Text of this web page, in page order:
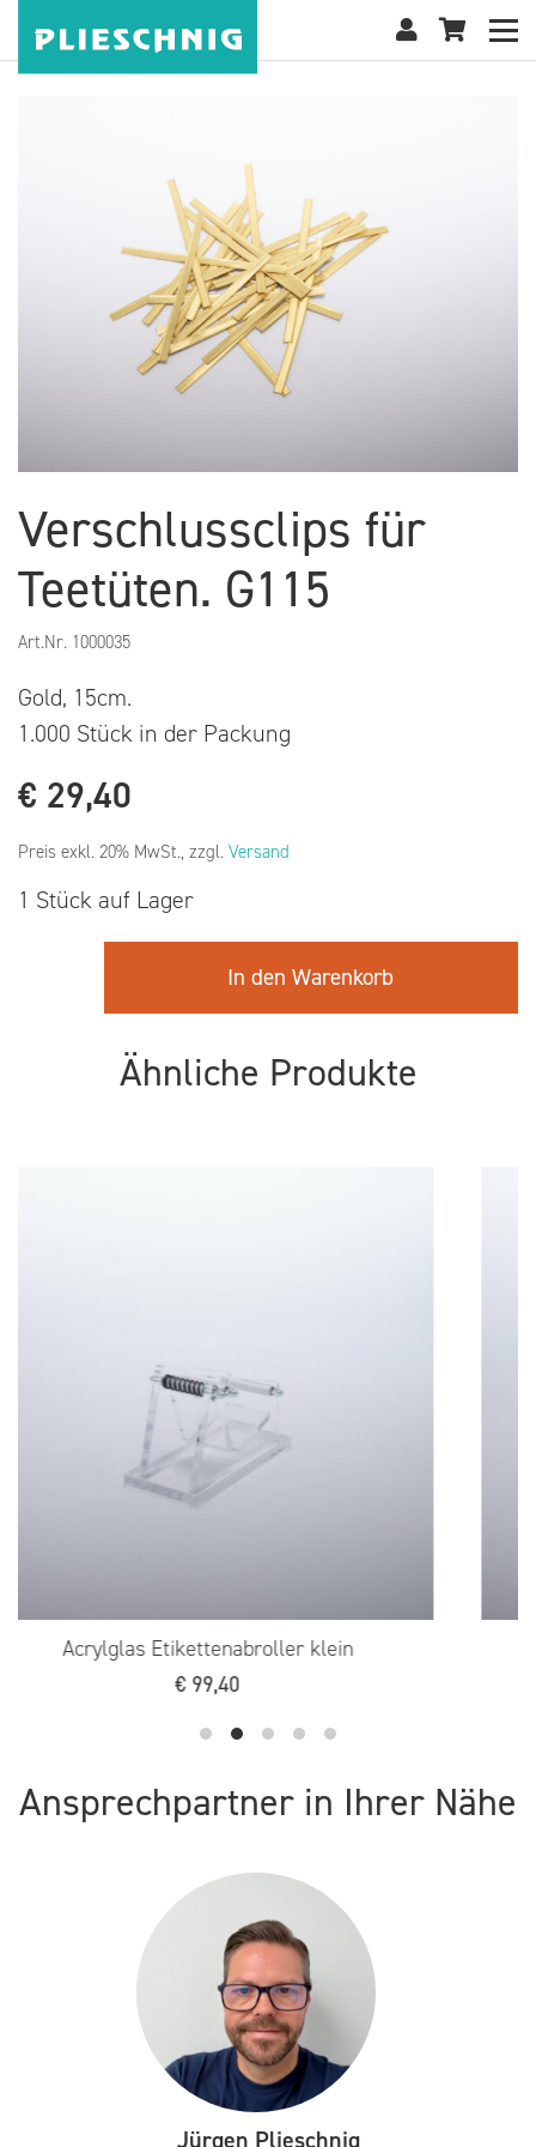
Verschlussclips für
Teetüten. G115
Art.Nr. 1000035
Gold, 15cm.
1.000 Stück in der Packung
€ 29,40
Preis exkl. 20% MwSt., zzgl. Versand
1 Stück auf Lager
In den Warenkorb
Ähnliche Produkte
Acrylglas Etikettenabroller
Ansprechpartner in Ihrer Nähe
Jürgen Plieschnig